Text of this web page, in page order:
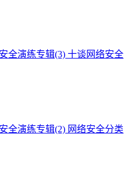
全演练专辑(3) 十谈网络安全
全演练专辑(2) 网络安全分类